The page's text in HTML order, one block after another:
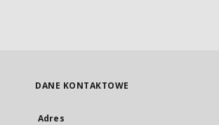
DANE KONTAKTOWE
Adres